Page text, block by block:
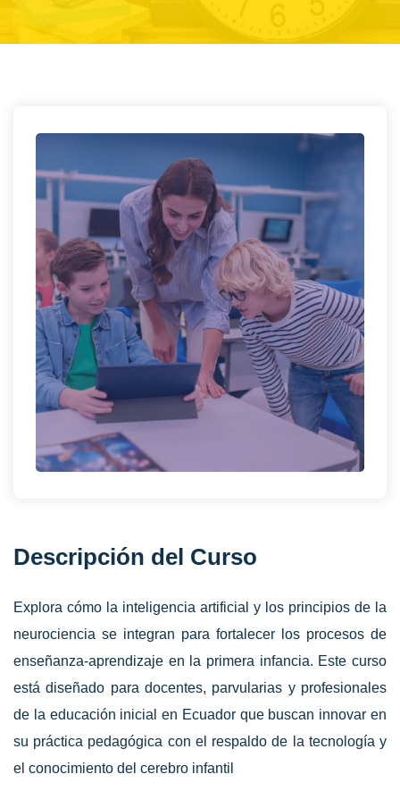
Descripción del Curso
Explora cómo la inteligencia artificial y los principios de la
neurociencia se integran para fortalecer los procesos de
enseñanza-aprendizaje en la primera infancia. Este curso
está diseñado para docentes, parvularias y profesionales
de la educación inicial en Ecuador que buscan innovar en
su práctica pedagógica con el respaldo de la tecnología y
el conocimiento del cerebro infantil